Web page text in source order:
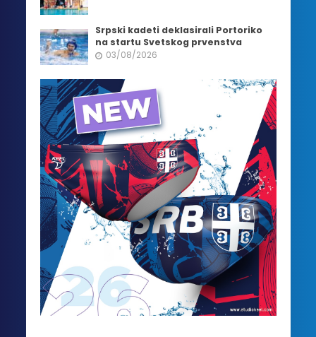
Srpski kadeti deklasirali Portoriko
na startu Svetskog prvenstva
03/08/2026